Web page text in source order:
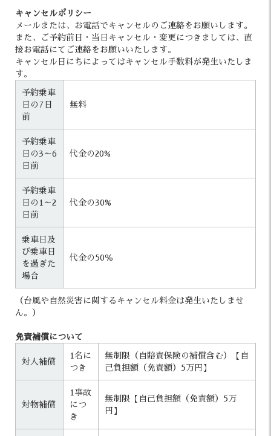
キャンセルポリシー
メールまたは、お電話でキャンセルのご連絡をお願いします。
また、ご予約前日・当日キャンセル・変更につきましては、直
接お電話にてご連絡をお願いいたします。
キャンセル日にちによってはキャンセル手数料が発生いたしま
す。
予約乗車
日の7日
前
無料
予約乗車
日の3～6
日前
代金の20%
予約乗車
日の1～2
日前
代金の30%
乗車日及
び乗車日
を過ぎた
場合
代金の50％
（台風や自然災害に関するキャンセル料金は発生いたしませ
ん。）
免責補償について
対人補償
1名に
つき
無制限（自賠責保険の補償含む）【自
己負担額（免責額）5万円】
対物補償
1事故
につ
き
無制限【自己負担額（免責額）5万
円】